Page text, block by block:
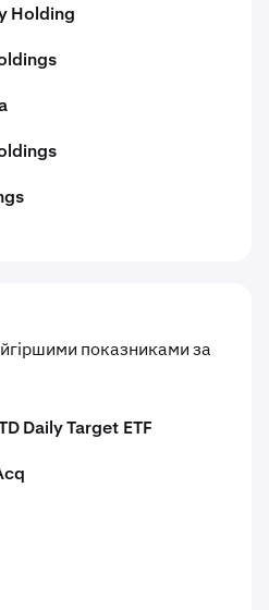
Holding
показниками за
Daily Target ETF